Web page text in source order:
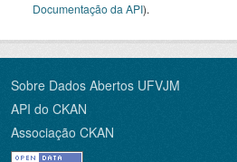
Documentação da API).
Sobre Dados Abertos UFVJM
API do CKAN
Associação CKAN